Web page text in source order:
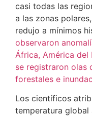
casi todas las
a las zonas
redujo a mínimos
observaron
África, América
se registraron olas
forestales e
Los científicos
temperatura